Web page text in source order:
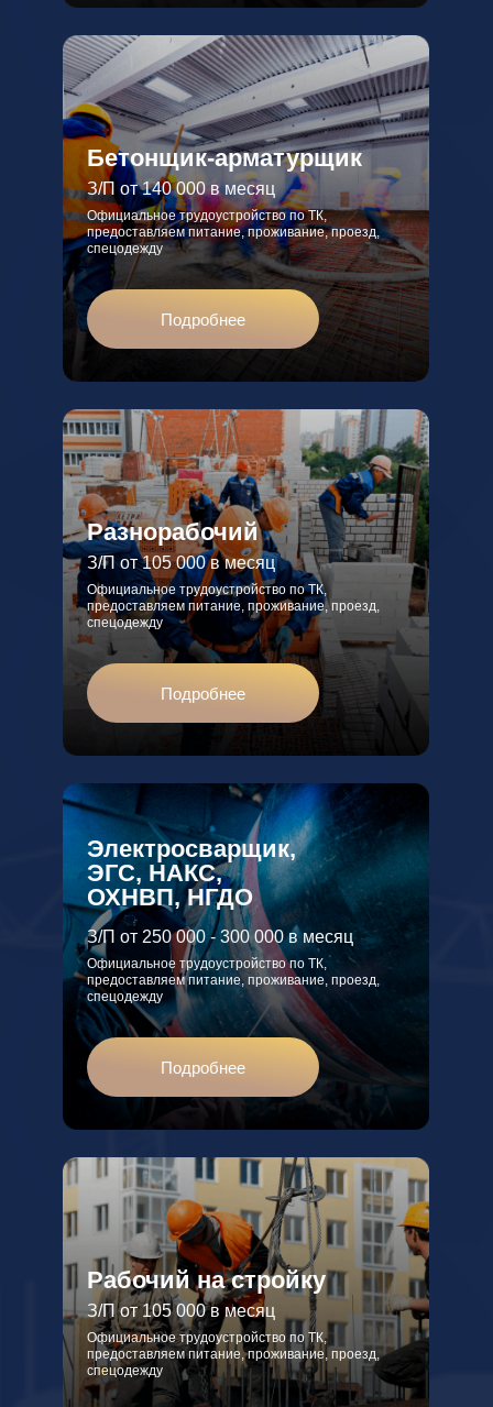
Электросварщик,
ЭГС, НАКС,
ОХНВП, НГДО
З/П от 250 000 - 300 000 в месяц
Официальное трудоустройство по ТК,
предоставляем питание, проживание, проезд,
спецодежду
Подробнее
Бетонщик-арматурщик
З/П от 140 000 в месяц
Официальное трудоустройство по ТК,
предоставляем питание, проживание, проезд,
спецодежду
Подробнее
Рабочий на стройку
З/П от 105 000 в месяц
Официальное трудоустройство по ТК,
предоставляем питание, проживание, проезд,
спецодежду
Разнорабочий
З/П от 105 000 в месяц
Официальное трудоустройство по ТК,
предоставляем питание, проживание, проезд,
спецодежду
Подробнее